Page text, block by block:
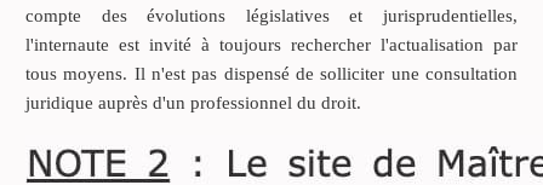
d’enfants du défunt et de
ses père et mère, le conjoint
survivant recueille toute la
succession.
compte des évolutions législatives et jurisprudentielles,
l'internaute est invité à toujours rechercher l'actualisation par
tous moyens. Il n'est pas dispensé de solliciter une consultation
juridique auprès d'un professionnel du droit.